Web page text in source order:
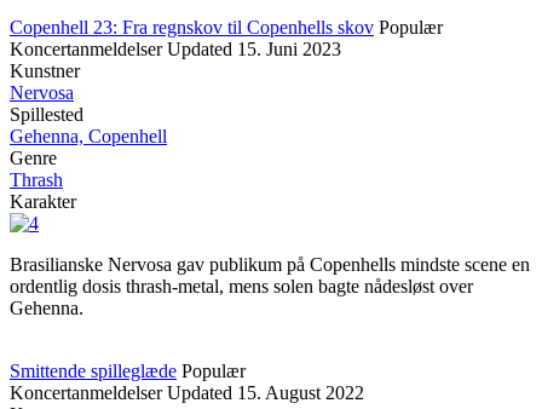
Copenhell 23: Fra regnskov til Copenhells skov Populær
Koncertanmeldelser Updated 15. Juni 2023
Kunstner
Nervosa
Spillested
Gehenna, Copenhell
Genre
Thrash
Karakter
Brasilianske Nervosa gav publikum på Copenhells mindste scene en
ordentlig dosis thrash-metal, mens solen bagte nådesløst over
Gehenna.
Smittende spilleglæde Populær
Koncertanmeldelser Updated 15. August 2022